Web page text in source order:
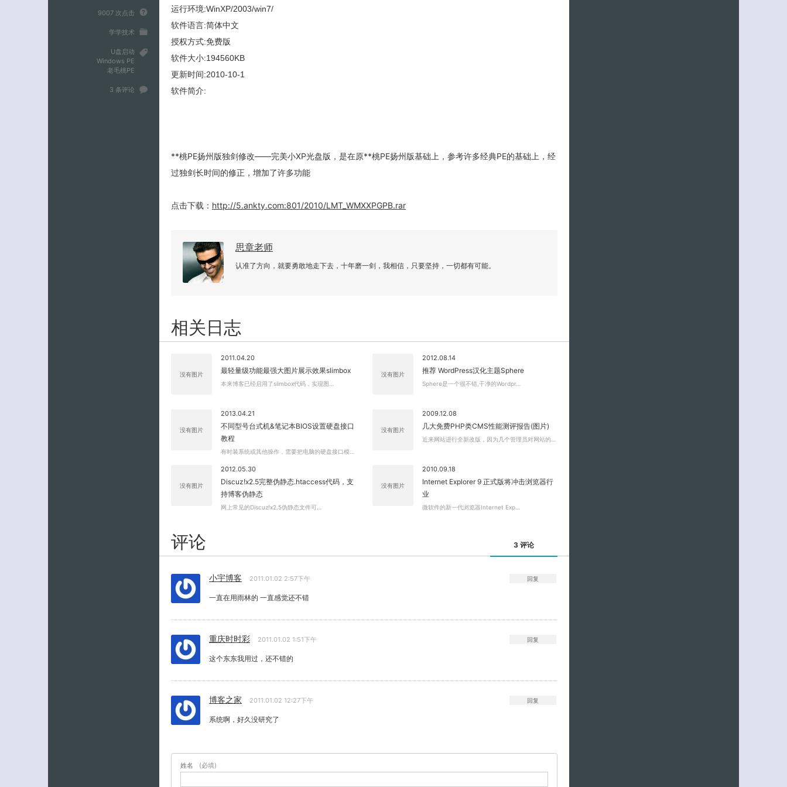
9007 次点击
学学技术
U盘启动
Windows PE
老毛桃PE
3 条评论
运行环境:WinXP/2003/win7/
软件语言:简体中文
授权方式:免费版
软件大小:194560KB
更新时间:2010-10-1
软件简介:
**桃PE扬州版独剑修改——完美小XP光盘版，是在原**桃PE扬州版基础上，参考许多经典PE的基础上，经
过独剑长时间的修正，增加了许多功能
点击下载： http://5.ankty.com:801/2010/LMT_WMXXPGPB.rar
思章老师
认准了方向，就要勇敢地走下去，十年磨一剑，我相信，只要坚持，一切都有可能。
相关日志
没有图片
2011.04.20
最轻量级功能最强大图片展示效果slimbox
本来博客已经启用了slimbox代码，实现图…
没有图片
2012.08.14
推荐 WordPress汉化主题Sphere
Sphere是一个很不错,干净的Wordpr…
没有图片
2013.04.21
不同型号台式机&笔记本BIOS设置硬盘接口
教程
有时装系统或其他操作，需要把电脑的硬盘接口模…
没有图片
2009.12.08
几大免费PHP类CMS性能测评报告(图片)
近来网站进行全新改版，因为几个管理员对网站的…
没有图片
2012.05.30
Discuz!x2.5完整伪静态.htaccess代码，支
持博客伪静态
网上常见的Discuz!x2.5伪静态文件可…
没有图片
2010.09.18
Internet Explorer 9 正式版将冲击浏览器行
业
微软件的新一代浏览器Internet Exp…
评论 3 评论
小宇博客 2011.01.02 2:57下午
一直在用雨林的 一直感觉还不错
回复
重庆时时彩 2011.01.02 1:51下午
这个东东我用过，还不错的
回复
博客之家 2011.01.02 12:27下午
系统啊，好久没研究了
回复
姓名 (必填)